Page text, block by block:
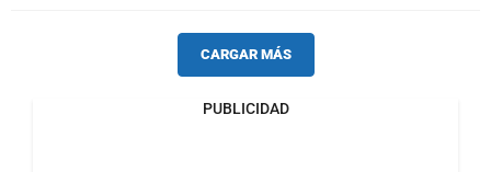
CARGAR MÁS
PUBLICIDAD